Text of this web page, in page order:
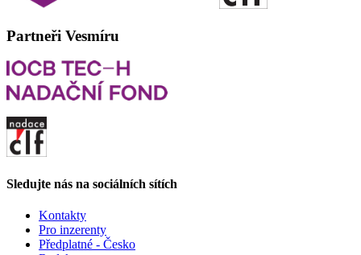
Partneři Vesmíru
Sledujte nás na sociálních sítích
Kontakty
Pro inzerenty
Předplatné - Česko